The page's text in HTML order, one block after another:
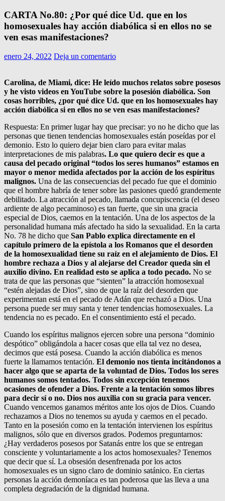
CARTA No.80: ¿Por qué dice Ud. que en los
homosexuales hay acción diabólica si en ellos no se
ven esas manifestaciones?
enero 24, 2022 Deja un comentario
Carolina, de Miami, dice: He leído muchos relatos sobre posesos
y he visto videos en YouTube sobre la posesión diabólica. Son
cosas horribles, ¿por qué dice Ud. que en los homosexuales hay
acción diabólica si en ellos no se ven esas manifestaciones?
Respuesta: En primer lugar hay que precisar: yo no he dicho que las
personas que tienen tendencias homosexuales están poseídas por el
demonio. Esto lo quiero dejar bien claro para evitar malas
interpretaciones de mis palabras. Lo que quiero decir es que a
causa del pecado original “todos los seres humanos” estamos en
mayor o menor medida afectados por la acción de los espíritus
malignos. Una de las consecuencias del pecado fue que el dominio
que el hombre habría de tener sobre las pasiones quedó grandemente
debilitado. La atracción al pecado, llamada concupiscencia (el deseo
ardiente de algo pecaminoso) es tan fuerte, que sin una gracia
especial de Dios, caemos en la tentación. Una de los aspectos de la
personalidad humana más afectado ha sido la sexualidad. En la carta
No. 78 he dicho que San Pablo explica directamente en el
capítulo primero de la epístola a los Romanos que el desorden
de la homosexualidad tiene su raíz en el alejamiento de Dios. El
hombre rechaza a Dios y al alejarse del Creador queda sin el
auxilio divino. En realidad esto se aplica a todo pecado. No se
trata de que las personas que “sienten” la atracción homosexual
“estén alejadas de Dios”, sino de que la raíz del desorden que
experimentan está en el pecado de Adán que rechazó a Dios. Una
persona puede ser muy santa y tener tendencias homosexuales. La
tendencia no es pecado. En el consentimiento está el pecado.
Cuando los espíritus malignos ejercen sobre una persona “dominio
despótico” obligándola a hacer cosas que ella tal vez no desea,
decimos que está posesa. Cuando la acción diabólica es menos
fuerte la llamamos tentación. El demonio nos tienta incitándonos a
hacer algo que se aparta de la voluntad de Dios. Todos los seres
humanos somos tentados. Todos sin excepción tenemos
ocasiones de ofender a Dios. Frente a la tentación somos libres
para decir sí o no. Dios nos auxilia con su gracia para vencer.
Cuando vencemos ganamos méritos ante los ojos de Dios. Cuando
rechazamos a Dios no tenemos su ayuda y caemos en el pecado.
Tanto en la posesión como en la tentación intervienen los espíritus
malignos, sólo que en diversos grados. Podemos preguntarnos:
¿Hay verdaderos posesos por Satanás entre los que se entregan
consciente y voluntariamente a los actos homosexuales? Tenemos
que decir que sí. La obsesión desenfrenada por los actos
homosexuales es un signo claro de dominio satánico. En ciertas
personas la acción demoníaca es tan poderosa que las lleva a una
completa degradación de la dignidad humana.